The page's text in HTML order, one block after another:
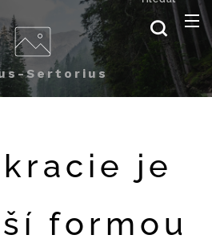
Sertorius
je
formou